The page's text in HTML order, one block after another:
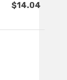
$14.04